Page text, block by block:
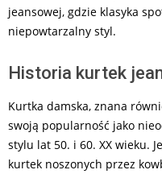
jeansowej, gdzie klasyka
niepowtarzalny styl.
Historia kurtek
Kurtka damska, znana
swoją popularność jako
stylu lat 50. i 60. XX wieku.
kurtek noszonych przez